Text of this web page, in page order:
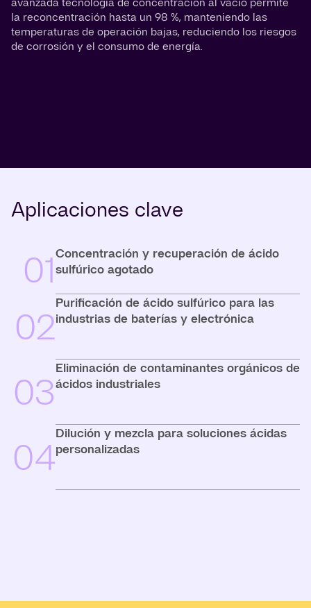
la reconcentración hasta un 98 %, manteniendo las
temperaturas de operación bajas, reduciendo los riesgos
de corrosión y el consumo de energía.
Aplicaciones clave
01Concentración y recuperación de ácido
sulfúrico agotado
02
Purificación de ácido sulfúrico para las
industrias de baterías y electrónica
03
Eliminación de contaminantes orgánicos de
ácidos industriales
04
Dilución y mezcla para soluciones ácidas
personalizadas